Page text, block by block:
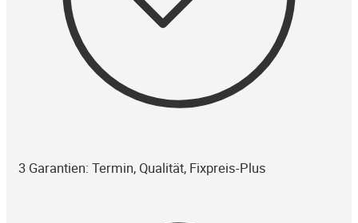
3 Garantien: Termin, Qualität, Fixpreis-Plus